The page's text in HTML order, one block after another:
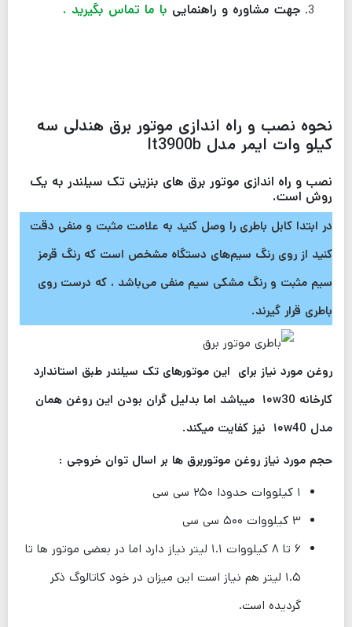
جهت مشاوره و راهنمایی با ما تماس بگیرید .
نحوه نصب و راه اندازی موتور برق هندلی سه
کیلو وات ایمر مدل lt3900b
نصب و راه اندازی موتور برق های بنزینی تک سیلندر به یک
روش است.
در ابتدا کابل باطری را وصل کنید به علامت مثبت و منفی دقت
کنید از روی رنگ سیم‌های دستگاه مشخص است که رنگ قرمز
سیم مثبت و رنگ مشکی سیم منفی می‌باشد ،‌ که درست روی
باطری قرار گیرند.
روغن مورد نیاز برای این موتورهای تک سیلندر طبق استاندارد
کارخانه ۱۰w30 میباشد اما بدلیل گران بودن این روغن همان
مدل ۱۰w40 نیز کفایت میکند.
حجم مورد نیاز روغن موتوربرق ها بر اسال توان خروجی :
۱ کیلووات حدودا ۲۵۰ سی سی
۳ کیلووات ۵۰۰ سی سی
۶ تا ۸ کیلووات ۱.۱ لیتر نیاز دارد اما در بعضی موتور ها تا
۱.۵ لیتر هم نیاز است این میزان در خود کاتالوگ ذکر
گردیده است.